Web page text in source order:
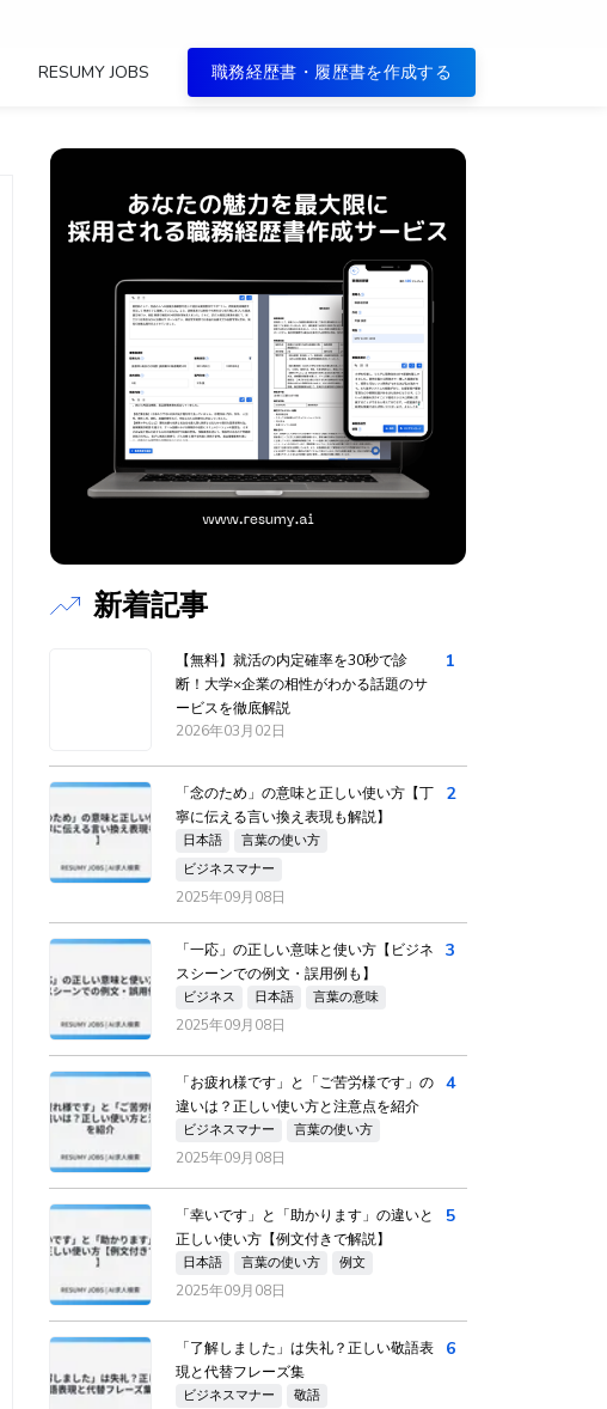
RESUMY JOBS
職務経歴書・履歴書を作成する
新着記事
【無料】就活の内定確率を30秒で診
断！大学×企業の相性がわかる話題のサ
ービスを徹底解説
2026年03月02日
1
「念のため」の意味と正しい使い方【丁
寧に伝える言い換え表現も解説】
日本語
言葉の使い方
ビジネスマナー
2025年09月08日
2
「一応」の正しい意味と使い方【ビジネ
スシーンでの例文・誤用例も】
ビジネス 日本語 言葉の意味
2025年09月08日
3
「お疲れ様です」と「ご苦労様です」の
違いは？正しい使い方と注意点を紹介
ビジネスマナー 言葉の使い方
2025年09月08日
4
「幸いです」と「助かります」の違いと
正しい使い方【例文付きで解説】
日本語 言葉の使い方 例文
2025年09月08日
5
「了解しました」は失礼？正しい敬語表
現と代替フレーズ集
ビジネスマナー 敬語
6